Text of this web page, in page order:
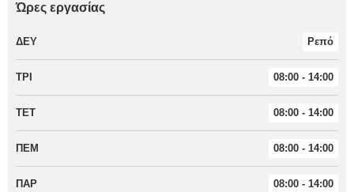
Ώρες εργασίας
ΔΕΥ Ρεπό
ΤΡΙ 08:00 - 14:00
ΤΕΤ 08:00 - 14:00
ΠΕΜ 08:00 - 14:00
ΠΑΡ 08:00 - 14:00